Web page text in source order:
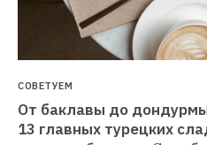
СОВЕТУЕМ
От баклавы до
13 главных турецких